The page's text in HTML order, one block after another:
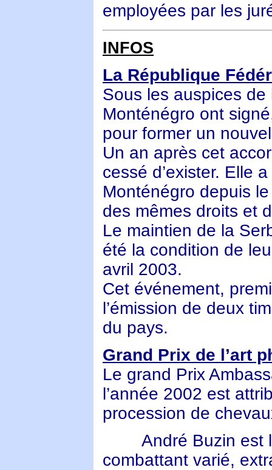
employées par les
INFOS
La République
Sous les auspices de
Monténégro ont
pour former un
Un an après cet
cessé d’exister. Elle
Monténégro depuis
des mêmes droits et
Le maintien de la
été la condition de
avril 2003.
Cet événement,
l’émission de deux
du pays.
Grand Prix de l’art
Le grand Prix
l’année 2002 est
procession de
André Buzin est
combattant varié,